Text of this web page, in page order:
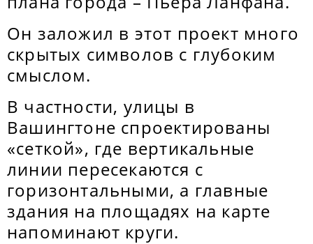
Он заложил в этот проект много
скрытых символов с глубоким
смыслом.
В частности, улицы в
Вашингтоне спроектированы
«сеткой», где вертикальные
линии пересекаются с
горизонтальными, а главные
здания на площадях на карте
напоминают круги.